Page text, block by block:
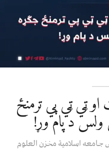
ټي ټي پي ترمنځ
ولس د پام وړ!
اسلامیة مخزن العلوم